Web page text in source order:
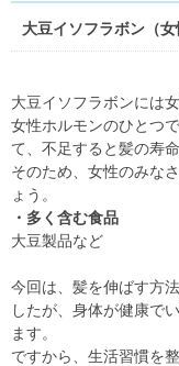
大豆イソフラボン（女
大豆イソフラボンには
女性ホルモンのひとつ
て、不足すると髪の寿
そのため、女性のみな
ょう。
・多く含む食品
大豆製品など
今回は、髪を伸ばす方
したが、身体が健康で
ます。
ですから、生活習慣を